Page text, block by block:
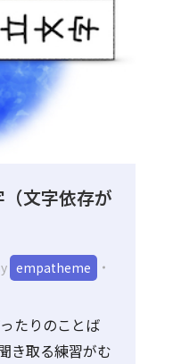
文字依存が
empatheme
たりのことば
き取る練習がむ